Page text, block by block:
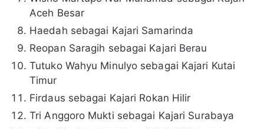
Aceh Besar
Haedah sebagai Kajari Samarinda
Reopan Saragih sebagai Kajari Berau
Tutuko Wahyu Minulyo sebagai Kajari Kutai
Timur
Firdaus sebagai Kajari Rokan Hilir
Tri Anggoro Mukti sebagai Kajari Surabaya